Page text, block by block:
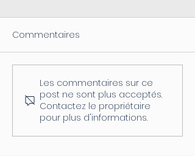
Coupure d'électricité le
04/08
Commentaires
Les commentaires sur ce
post ne sont plus acceptés.
Contactez le propriétaire
pour plus d'informations.